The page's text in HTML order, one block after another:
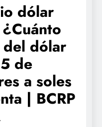
dólar
dólar
de
a soles
| BCRP